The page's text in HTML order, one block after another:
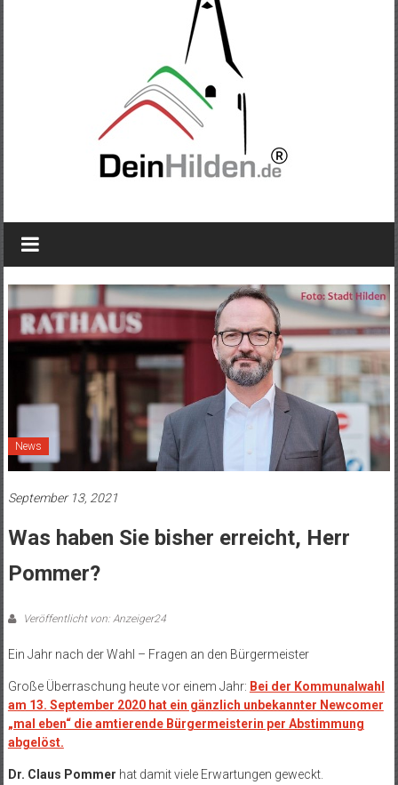
News
September 13, 2021
Was haben Sie bisher erreicht, Herr
Pommer?
Veröffentlicht von: Anzeiger24
Ein Jahr nach der Wahl – Fragen an den Bürgermeister
Große Überraschung heute vor einem Jahr: Bei der Kommunalwahl
am 13. September 2020 hat ein gänzlich unbekannter Newcomer
„mal eben“ die amtierende Bürgermeisterin per Abstimmung
abgelöst.
Dr. Claus Pommer hat damit viele Erwartungen geweckt.